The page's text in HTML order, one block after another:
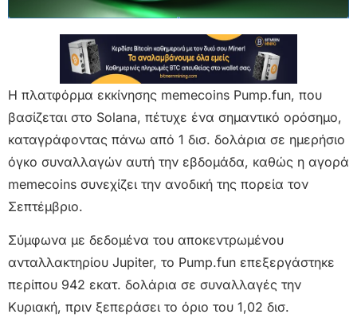
Η πλατφόρμα εκκίνησης memecoins Pump.fun, που
βασίζεται στο Solana, πέτυχε ένα σημαντικό ορόσημο,
καταγράφοντας πάνω από 1 δισ. δολάρια σε ημερήσιο
όγκο συναλλαγών αυτή την εβδομάδα, καθώς η αγορά
memecoins συνεχίζει την ανοδική της πορεία τον
Σεπτέμβριο.
Σύμφωνα με δεδομένα του αποκεντρωμένου
ανταλλακτηρίου Jupiter, το Pump.fun επεξεργάστηκε
περίπου 942 εκατ. δολάρια σε συναλλαγές την
Κυριακή, πριν ξεπεράσει το όριο του 1,02 δισ.